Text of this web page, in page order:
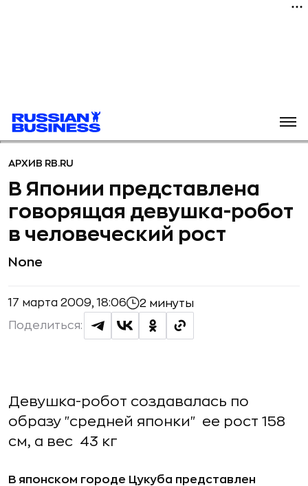
АРХИВ RB.RU
В Японии представлена
говорящая девушка-робот
в человеческий рост
None
17 марта 2009, 18:06 2 минуты
Поделиться:
Девушка-робот создавалась по
образу "средней японки"  ее рост 158
см, а вес  43 кг
В японском городе Цукуба представлен